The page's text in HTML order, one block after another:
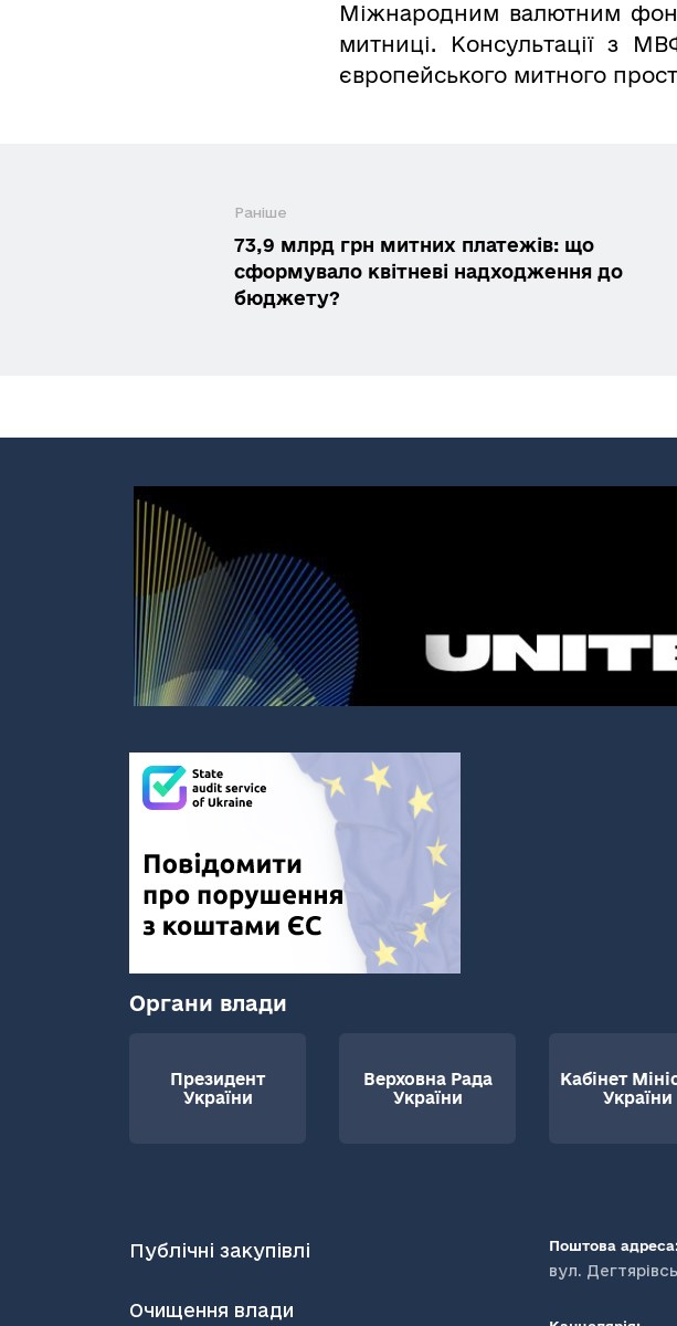
Міжнародним валютним
митниці. Консультації з
європейського митного
Раніше
73,9 млрд грн митних платежів: що
сформувало квітневі надходження до
бюджету?
Органи влади
Президент
України
Верховна Рада
України
Кабінет
України
Публічні закупівлі
Очищення влади
Поштова
вул.